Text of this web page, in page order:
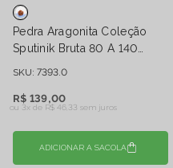
Pedra Aragonita Coleção
Sputinik Bruta 80 A 140
SKU: 7393.0
R$ 139,00
ou 3x de R$ 46,33 sem juros
ADICIONAR A SACOLA